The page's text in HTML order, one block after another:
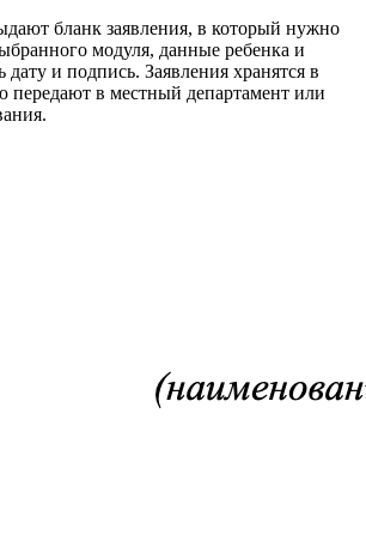
бланк заявления, в который нужно
модуля, данные ребенка и
дату и подпись. Заявления хранятся в
в местный департамент или